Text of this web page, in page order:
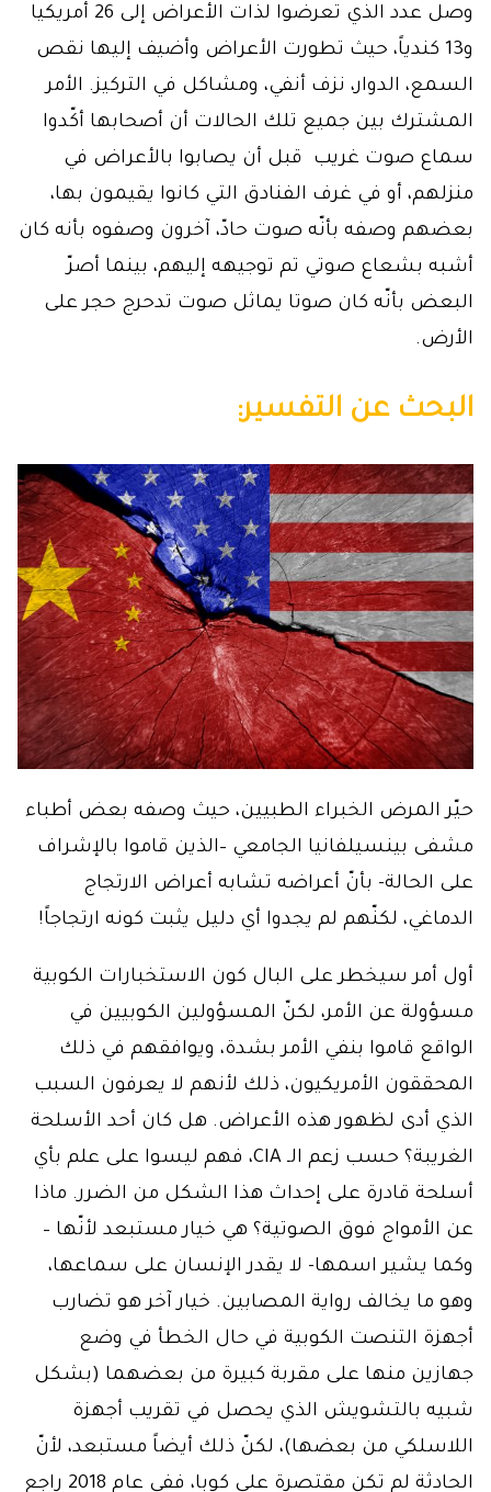
وصل عدد الذي تعرضوا لذات الأعراض إلى 26 أمريكيا
و13 كندياً، حيث تطورت الأعراض وأضيف إليها نقص
السمع، الدوار، نزف أنفي، ومشاكل في التركيز. الأمر
المشترك بين جميع تلك الحالات أن أصحابها أكّدوا
سماع صوت غريب قبل أن يصابوا بالأعراض في
منزلهم، أو في غرف الفنادق التي كانوا يقيمون بها،
بعضهم وصفه بأنّه صوت حادّ، آخرون وصفوه بأنه كان
أشبه بشعاع صوتي تم توجيهه إليهم، بينما أصرّ
البعض بأنّه كان صوتا يماثل صوت تدحرج حجر على
الأرض.
البحث عن التفسير:
حيّر المرض الخبراء الطبيين، حيث وصفه بعض أطباء
مشفى بينسيلفانيا الجامعي –الذين قاموا بالإشراف
على الحالة- بأنّ أعراضه تشابه أعراض الارتجاج
الدماغي، لكنّهم لم يجدوا أي دليل يثبت كونه ارتجاجاً!
أول أمر سيخطر على البال كون الاستخبارات الكوبية
مسؤولة عن الأمر، لكنّ المسؤولين الكوبيين في
الواقع قاموا بنفي الأمر بشدة، ويوافقهم في ذلك
المحققون الأمريكيون، ذلك لأنهم لا يعرفون السبب
الذي أدى لظهور هذه الأعراض. هل كان أحد الأسلحة
الغريبة؟ حسب زعم الـ CIA، فهم ليسوا على علم بأي
أسلحة قادرة على إحداث هذا الشكل من الضرر. ماذا
عن الأمواج فوق الصوتية؟ هي خيار مستبعد لأنّها –
وكما يشير اسمها- لا يقدر الإنسان على سماعها،
وهو ما يخالف رواية المصابين. خيار آخر هو تضارب
أجهزة التنصت الكوبية في حال الخطأ في وضع
جهازين منها على مقربة كبيرة من بعضهما (بشكل
شبيه بالتشويش الذي يحصل في تقريب أجهزة
اللاسلكي من بعضها)، لكنّ ذلك أيضاً مستبعد، لأنّ
الحادثة لم تكن مقتصرة على كوبا، ففي عام 2018 راجع